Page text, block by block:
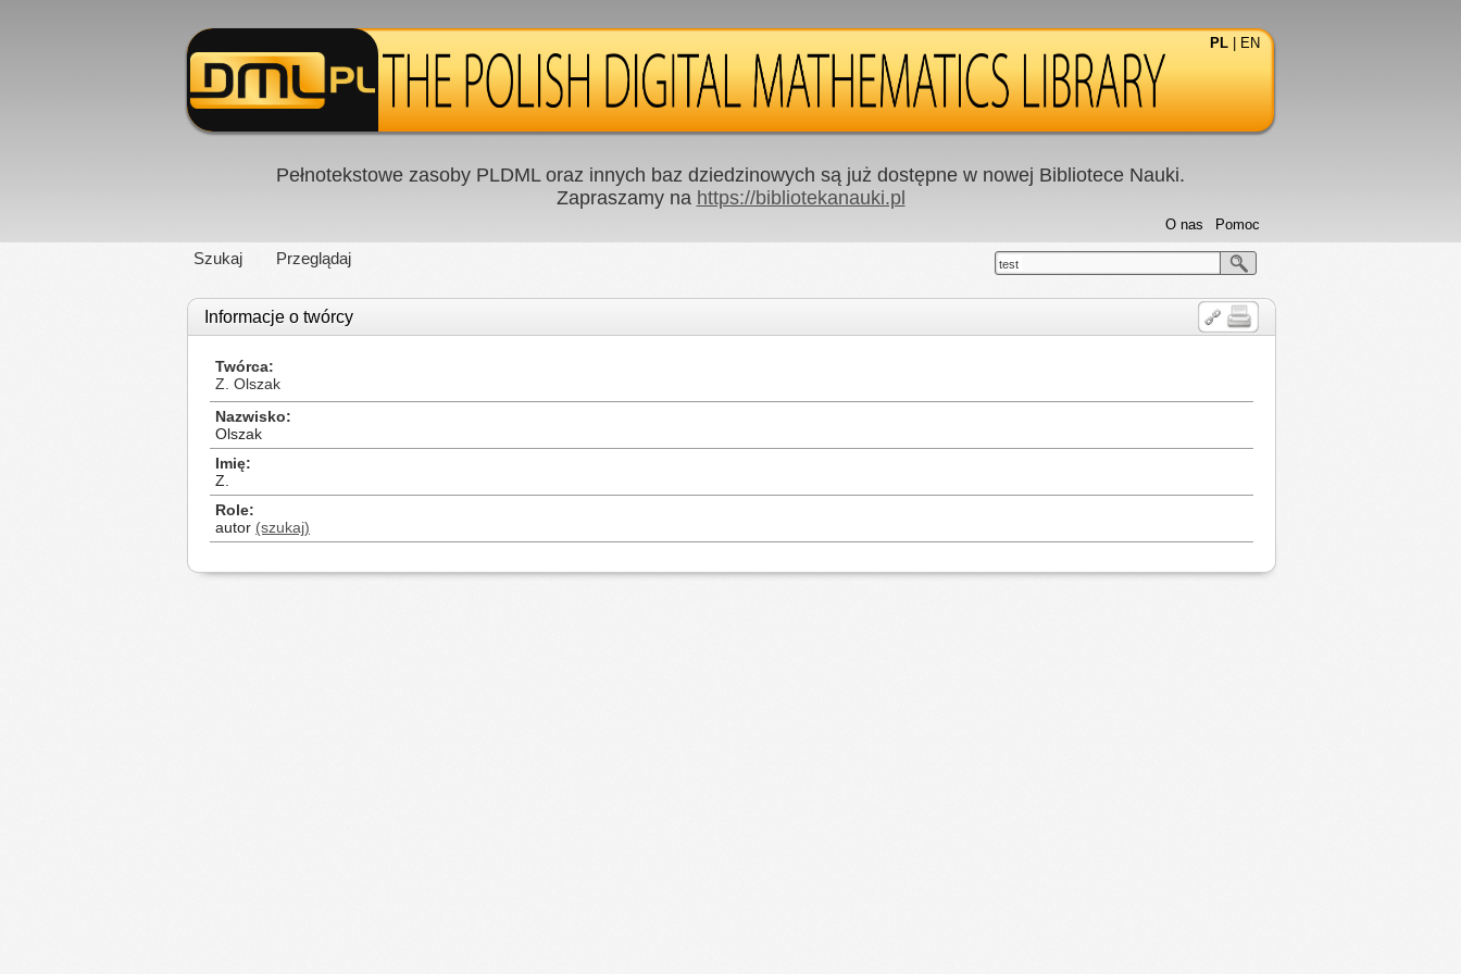
PL EN
Pełnotekstowe zasoby PLDML oraz innych baz dziedzinowych są już dostępne w nowej Bibliotece Nauki.
Zapraszamy na https://bibliotekanauki.pl
Szukaj Przeglądaj
Pomoc
O nas
test
Informacje o twórcy
Twórca
Z. Olszak
Nazwisko
Olszak
Imię
Z.
Role
autor (szukaj)